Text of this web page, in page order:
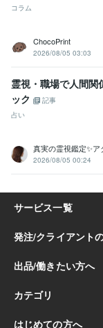
コラム
ChocoPrint
2026/08/05 03:03
霊視・職場で人間関
ック
記事
占い
真実の霊視鑑定✨ア
2026/08/05 00:24